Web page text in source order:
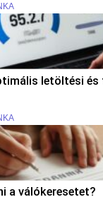
letöltési
a válókeresetet?